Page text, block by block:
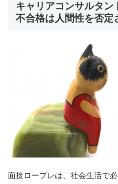
キャリアコンサルタン
不合格は人間性を否定
面接ロープレは、社会生活で